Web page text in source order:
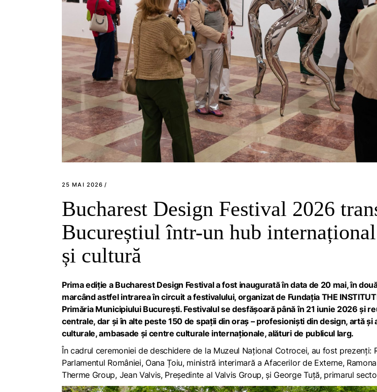
25 MAI 2026
Bucharest Design Festival 2026
Bucureștiul într-un hub
și cultură
Prima ediție a Bucharest Design Festival a fost inaugurată în data de 20 mai, în
marcând astfel intrarea în circuit a festivalului, organizat de Fundația THE
Primăria Municipiului Bucureşti. Festivalul se desfășoară până în 21 iunie 2026 şi
centrale, dar şi în alte peste 150 de spații din oraş – profesionişti din design, artă
culturale, ambasade şi centre culturale internaționale, alături de publicul larg.
În cadrul ceremoniei de deschidere de la Muzeul Național Cotrocei, au fost prezenți:
Parlamentul României, Oana Țoiu, ministră interimară a Afacerilor de Externe,
Therme Group, Jean Valvis, Președinte al Valvis Group, și George Tuță, primarul